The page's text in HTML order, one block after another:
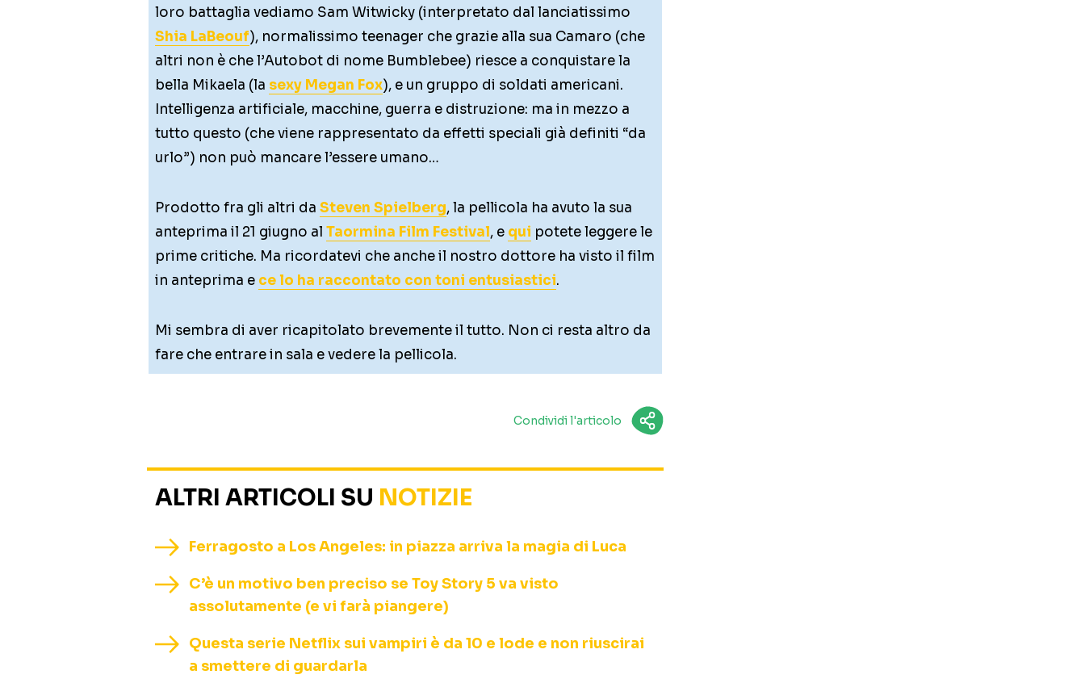
loro battaglia vediamo Sam Witwicky (interpretato dal lanciatissimo
Shia LaBeouf), normalissimo teenager che grazie alla sua Camaro (che
altri non è che l’Autobot di nome Bumblebee) riesce a conquistare la
bella Mikaela (la sexy Megan Fox), e un gruppo di soldati americani.
Intelligenza artificiale, macchine, guerra e distruzione: ma in mezzo a
tutto questo (che viene rappresentato da effetti speciali già definiti “da
urlo”) non può mancare l’essere umano…
Prodotto fra gli altri da Steven Spielberg, la pellicola ha avuto la sua
anteprima il 21 giugno al Taormina Film Festival, e qui potete leggere le
prime critiche. Ma ricordatevi che anche il nostro dottore ha visto il film
in anteprima e ce lo ha raccontato con toni entusiastici.
Mi sembra di aver ricapitolato brevemente il tutto. Non ci resta altro da
fare che entrare in sala e vedere la pellicola.
Condividi l'articolo
ALTRI ARTICOLI SU NOTIZIE
Ferragosto a Los Angeles: in piazza arriva la magia di Luca
C’è un motivo ben preciso se Toy Story 5 va visto
assolutamente (e vi farà piangere)
Questa serie Netflix sui vampiri è da 10 e lode e non riuscirai
a smettere di guardarla